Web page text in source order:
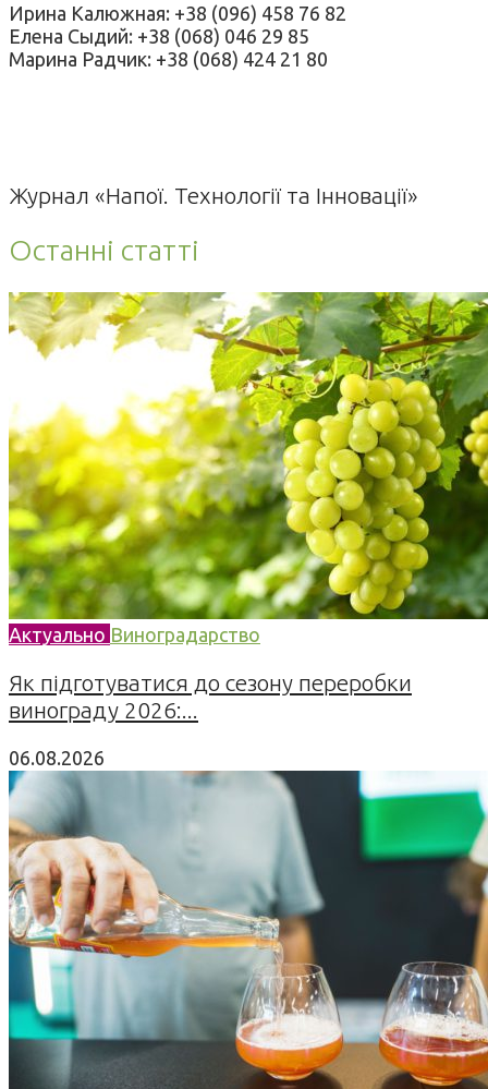
Ирина Калюжная: +38 (096) 458 76 82
Елена Сыдий: +38 (068) 046 29 85
Марина Радчик: +38 (068) 424 21 80
Журнал «Напої. Технології та Інновації»
Останні статті
Актуально Виноградарство
Як підготуватися до сезону переробки
винограду 2026:...
06.08.2026